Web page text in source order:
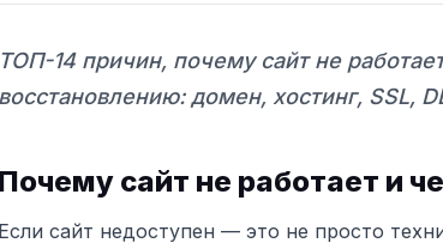
ТОП-14 причин, почему сайт не
восстановлению: домен, хостинг, SSL,
Почему сайт не работает и
Если сайт недоступен — это не просто